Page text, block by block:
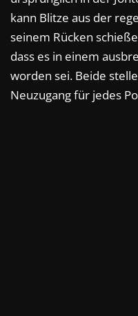
kann Blitze aus der
seinem Rücken
dass es in einem
worden sei. Beide
Neuzugang für jedes